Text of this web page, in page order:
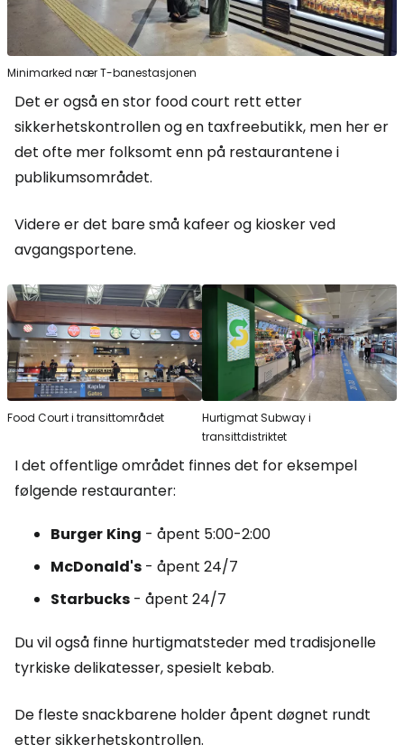
Minimarked nær T-banestasjonen
Det er også en stor food court rett etter
sikkerhetskontrollen og en taxfreebutikk, men her er
det ofte mer folksomt enn på restaurantene i
publikumsområdet.
Videre er det bare små kafeer og kiosker ved
avgangsportene.
Food Court i transittområdet
Hurtigmat Subway i
transittdistriktet
I det offentlige området finnes det for eksempel
følgende restauranter:
Burger King - åpent 5:00-2:00
McDonald's - åpent 24/7
Starbucks - åpent 24/7
Du vil også finne hurtigmatsteder med tradisjonelle
tyrkiske delikatesser, spesielt kebab.
De fleste snackbarene holder åpent døgnet rundt
etter sikkerhetskontrollen.